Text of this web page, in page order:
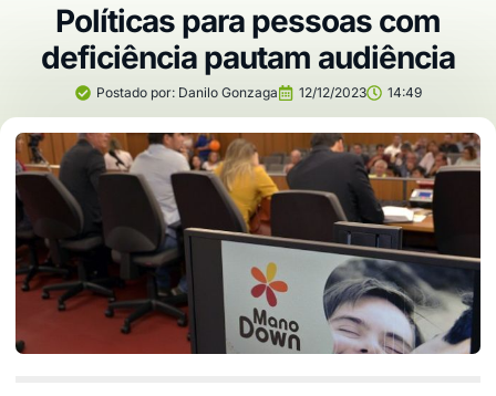
Políticas para pessoas com
deficiência pautam audiência
Postado por:Danilo Gonzaga 12/12/2023 14:49